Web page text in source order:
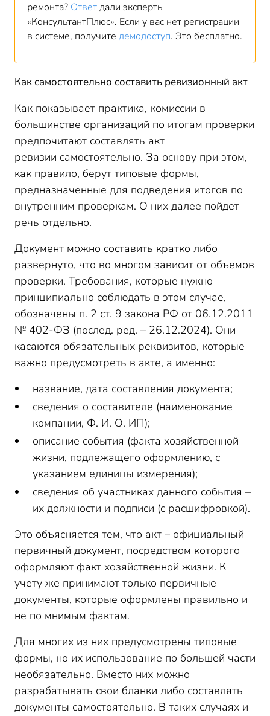
ремонта? Ответдали эксперты
«КонсультантПлюс». Если у вас нет регистрации
в системе, получите демодоступ. Это бесплатно.
Как самостоятельно составить ревизионный акт
Как показывает практика, комиссии в
большинстве организаций по итогам проверки
предпочитают составлять акт
ревизии самостоятельно. За основу при этом,
как правило, берут типовые формы,
предназначенные для подведения итогов по
внутренним проверкам. О них далее пойдет
речь отдельно.
Документ можно составить кратко либо
развернуто, что во многом зависит от объемов
проверки. Требования, которые нужно
принципиально соблюдать в этом случае,
обозначены п. 2 ст. 9 закона РФ от 06.12.2011
№ 402-ФЗ (послед. ред. – 26.12.2024). Они
касаются обязательных реквизитов, которые
важно предусмотреть в акте, а именно:
название, дата составления документа;
сведения о составителе (наименование
компании, Ф. И. О. ИП);
описание события (факта хозяйственной
жизни, подлежащего оформлению, с
указанием единицы измерения);
сведения об участниках данного события –
их должности и подписи (с расшифровкой).
Это объясняется тем, что акт – официальный
первичный документ, посредством которого
оформляют факт хозяйственной жизни. К
учету же принимают только первичные
документы, которые оформлены правильно и
не по мнимым фактам.
Для многих из них предусмотрены типовые
формы, но их использование по большей части
необязательно. Вместо них можно
разрабатывать свои бланки либо составлять
документы самостоятельно. В таких случаях и